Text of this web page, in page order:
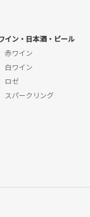
イン・日本酒・ビール
赤ワイン
白ワイン
ロゼ
スパークリング